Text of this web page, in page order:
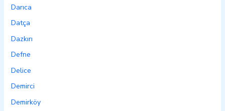
Darıca
Datça
Dazkırı
Defne
Delice
Demirci
Demirköy